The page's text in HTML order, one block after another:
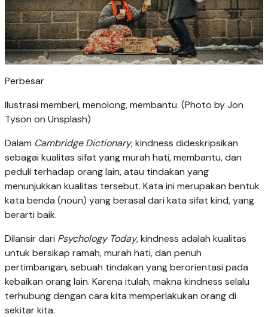
Perbesar
Ilustrasi memberi, menolong, membantu. (Photo by Jon
Tyson on Unsplash)
Dalam Cambridge Dictionary, kindness dideskripsikan
sebagai kualitas sifat yang murah hati, membantu, dan
peduli terhadap orang lain, atau tindakan yang
menunjukkan kualitas tersebut. Kata ini merupakan bentuk
kata benda (noun) yang berasal dari kata sifat kind, yang
berarti baik.
Dilansir dari Psychology Today, kindness adalah kualitas
untuk bersikap ramah, murah hati, dan penuh
pertimbangan, sebuah tindakan yang berorientasi pada
kebaikan orang lain. Karena itulah, makna kindness selalu
terhubung dengan cara kita memperlakukan orang di
sekitar kita.